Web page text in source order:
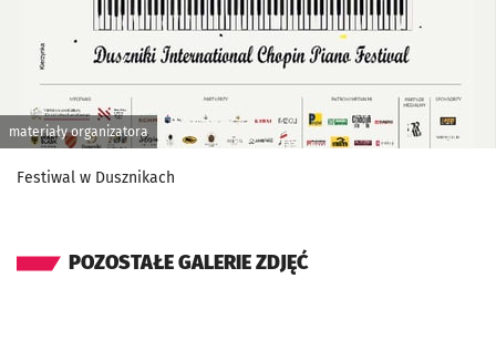
materiały organizatora
Festiwal w Dusznikach
POZOSTAŁE GALERIE ZDJĘĆ